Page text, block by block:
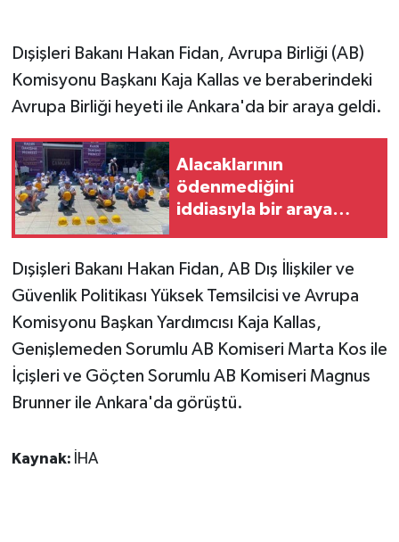
Dışişleri Bakanı Hakan Fidan, Avrupa Birliği (AB)
Komisyonu Başkanı Kaja Kallas ve beraberindeki
Avrupa Birliği heyeti ile Ankara'da bir araya geldi.
Alacaklarının
ödenmediğini
iddiasıyla bir araya
çalışanları, Çankaya
Belediyesi önünde
eylem yaptı
Dışişleri Bakanı Hakan Fidan, AB Dış İlişkiler ve
Güvenlik Politikası Yüksek Temsilcisi ve Avrupa
Komisyonu Başkan Yardımcısı Kaja Kallas,
Genişlemeden Sorumlu AB Komiseri Marta Kos ile
İçişleri ve Göçten Sorumlu AB Komiseri Magnus
Brunner ile Ankara'da görüştü.
Kaynak: İHA
GÜNDEM
HABERDE İNSAN
İNSAN
İş Dünyası
Jandarma
Kadın
KÜLTÜR SANAT
MAGAZİN